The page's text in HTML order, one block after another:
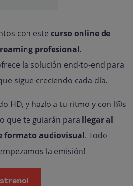
con este curso online de
profesional.
la solución end-to-end para
sigue creciendo cada día.
HD, y hazlo a tu ritmo y con l@s
que te guiarán para llegar al
formato audiovisual. Todo
la emisión!